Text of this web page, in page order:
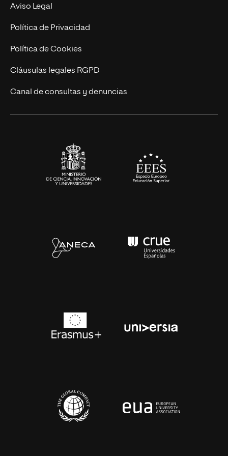
Postgrados
Cursos Universitarios
Nuestro Equipo
Trabaja en UNIR
Actualidad
UNIR Revista
Eventos
Aviso Legal
Política de Privacidad
Política de Cookies
Cláusulas legales RGPD
Canal de consultas y denuncias